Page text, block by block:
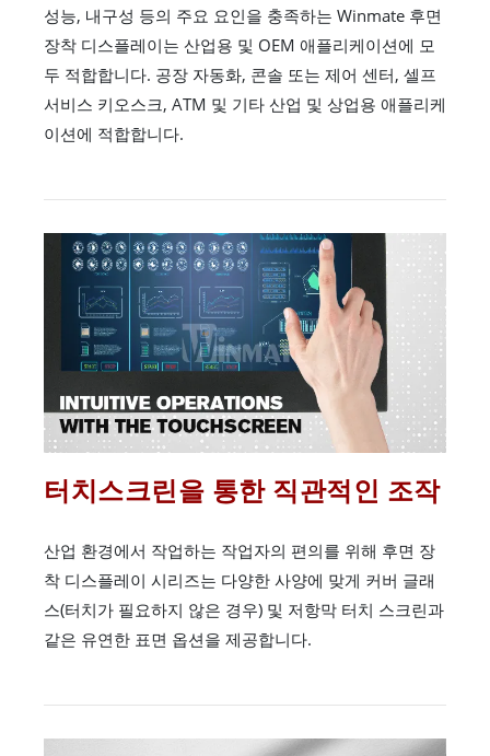
성능, 내구성 등의 주요 요인을 충족하는 Winmate 후면
장착 디스플레이는 산업용 및 OEM 애플리케이션에 모
두 적합합니다. 공장 자동화, 콘솔 또는 제어 센터, 셀프
서비스 키오스크, ATM 및 기타 산업 및 상업용 애플리케
이션에 적합합니다.
터치스크린을 통한 직관적인 조작
산업 환경에서 작업하는 작업자의 편의를 위해 후면 장
착 디스플레이 시리즈는 다양한 사양에 맞게 커버 글래
스(터치가 필요하지 않은 경우) 및 저항막 터치 스크린과
같은 유연한 표면 옵션을 제공합니다.